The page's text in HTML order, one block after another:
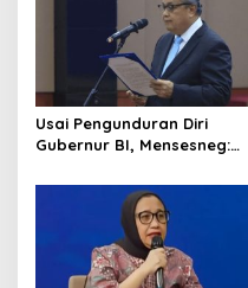
Usai Pengunduran Diri
Gubernur BI, Mensesneg:
Pemberhentian dengan